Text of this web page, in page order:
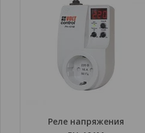
Реле напряжения